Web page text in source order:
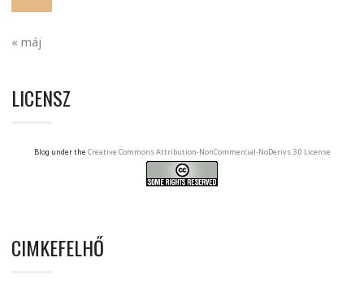
« máj
LICENSZ
Blog under the Creative Commons Attribution-NonCommercial-NoDerivs 3.0 License
CIMKEFELHŐ